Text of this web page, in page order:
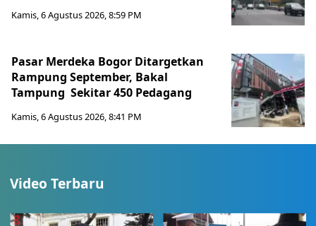
Kamis, 6 Agustus 2026, 8:59 PM
Pasar Merdeka Bogor Ditargetkan
Rampung September, Bakal
Tampung Sekitar 450 Pedagang
Kamis, 6 Agustus 2026, 8:41 PM
Video Terbaru